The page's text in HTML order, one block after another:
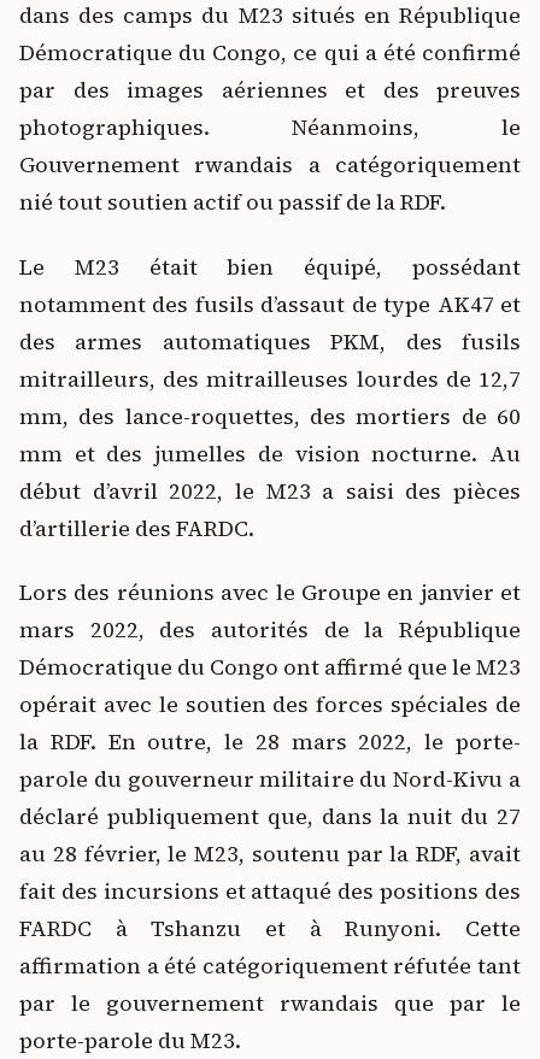
dans des camps du M23 situés en République
Démocratique du Congo, ce qui a été confirmé
par des images aériennes et des preuves
photographiques. Néanmoins, le
Gouvernement rwandais a catégoriquement
nié tout soutien actif ou passif de la RDF.
Le M23 était bien équipé, possédant
notamment des fusils d’assaut de type AK47 et
des armes automatiques PKM, des fusils
mitrailleurs, des mitrailleuses lourdes de 12,7
mm, des lance-roquettes, des mortiers de 60
mm et des jumelles de vision nocturne. Au
début d’avril 2022, le M23 a saisi des pièces
d’artillerie des FARDC.
Lors des réunions avec le Groupe en janvier et
mars 2022, des autorités de la République
Démocratique du Congo ont affirmé que le M23
opérait avec le soutien des forces spéciales de
la RDF. En outre, le 28 mars 2022, le porte-
parole du gouverneur militaire du Nord-Kivu a
déclaré publiquement que, dans la nuit du 27
au 28 février, le M23, soutenu par la RDF, avait
fait des incursions et attaqué des positions des
FARDC à Tshanzu et à Runyoni. Cette
affirmation a été catégoriquement réfutée tant
par le gouvernement rwandais que par le
porte-parole du M23.